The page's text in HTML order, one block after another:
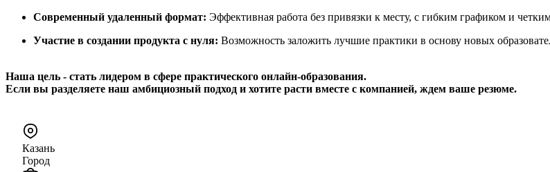
Современный удаленный формат: Эффективная работа без привязки к месту, с гибким графиком и
Участие в создании продукта с нуля: Возможность заложить лучшие практики в основу новых
Наша цель - стать лидером в сфере практического онлайн-образования.
Если вы разделяете наш амбициозный подход и хотите расти вместе с компанией, ждем ваше резюме.
Казань
Город